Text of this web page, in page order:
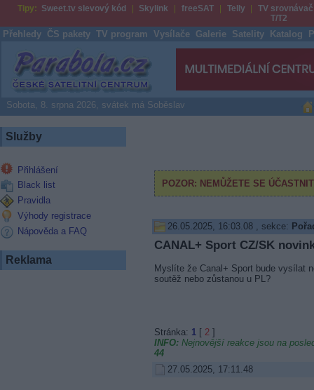
Tipy: Sweet.tv slevový kód Skylink freeSAT Telly
TV srovnávač
T/T2
Přehledy ČS pakety TV program Vysílače Galerie Satelity Katalog
Parabola.cz
Sobota, 8. srpna 2026, svátek má Soběslav
Služby
Přihlášení
Black list
Pravidla
Výhody registrace
Nápověda a FAQ
Reklama
26.05.2025, 16:03.08 , sekce:
CANAL+ Sport CZ/SK
Myslíte že Canal+ Sport bude vysílat
soutěž nebo zůstanou u PL?
Stránka: 1 [ 2]
INFO:Nejnovější reakce jsou na
44
27.05.2025, 17:11.48